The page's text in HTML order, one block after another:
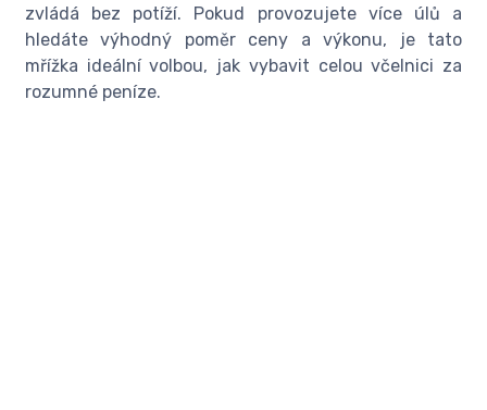
zvládá bez potíží. Pokud provozujete více úlů a
hledáte výhodný poměr ceny a výkonu, je tato
mřížka ideální volbou, jak vybavit celou včelnici za
rozumné peníze.